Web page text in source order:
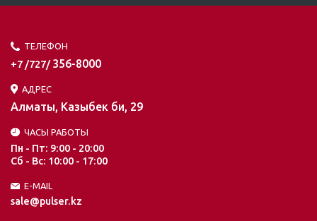
ТЕЛЕФОН
+7 /727/ 356-8000
АДРЕС
Алматы, Казыбек би, 29
ЧАСЫ РАБОТЫ
Пн - Пт: 9:00 - 20:00
Сб - Вс: 10:00 - 17:00
E-MAIL
sale@pulser.kz